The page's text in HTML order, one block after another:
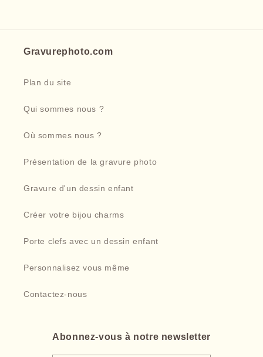
Gravurephoto.com
Plan du site
Qui sommes nous ?
Où sommes nous ?
Présentation de la gravure photo
Gravure d'un dessin enfant
Créer votre bijou charms
Porte clefs avec un dessin enfant
Personnalisez vous même
Contactez-nous
Abonnez-vous à notre newsletter